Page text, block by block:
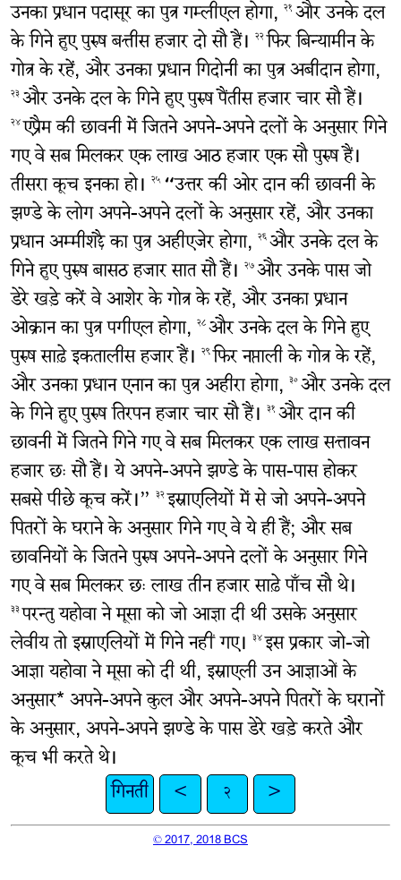
उनका प्रधान पदासूर का पुत्र गम्लीएल होगा, २१और उनके दल
के गिने हुए पुरुष बत्तीस हजार दो सौ हैं। २२फिर बिन्यामीन के
गोत्र के रहें, और उनका प्रधान गिदोनी का पुत्र अबीदान होगा,
२३और उनके दल के गिने हुए पुरुष पैंतीस हजार चार सौ हैं।
२४एप्रैम की छावनी में जितने अपने-अपने दलों के अनुसार गिने
गए वे सब मिलकर एक लाख आठ हजार एक सौ पुरुष हैं।
तीसरा कूच इनका हो। २५“उत्तर की ओर दान की छावनी के
झण्डे के लोग अपने-अपने दलों के अनुसार रहें, और उनका
प्रधान अम्मीशद्दै का पुत्र अहीएजेर होगा, २६और उनके दल के
गिने हुए पुरुष बासठ हजार सात सौ हैं। २७और उनके पास जो
डेरे खड़े करें वे आशेर के गोत्र के रहें, और उनका प्रधान
ओक्रान का पुत्र पगीएल होगा, २८और उनके दल के गिने हुए
पुरुष साढ़े इकतालीस हजार हैं। २९फिर नप्ताली के गोत्र के रहें,
और उनका प्रधान एनान का पुत्र अहीरा होगा, ३०और उनके दल
के गिने हुए पुरुष तिरपन हजार चार सौ हैं। ३१और दान की
छावनी में जितने गिने गए वे सब मिलकर एक लाख सत्तावन
हजार छः सौ हैं। ये अपने-अपने झण्डे के पास-पास होकर
सबसे पीछे कूच करें।” ३२इस्राएलियों में से जो अपने-अपने
पितरों के घराने के अनुसार गिने गए वे ये ही हैं; और सब
छावनियों के जितने पुरुष अपने-अपने दलों के अनुसार गिने
गए वे सब मिलकर छः लाख तीन हजार साढ़े पाँच सौ थे।
३३परन्तु यहोवा ने मूसा को जो आज्ञा दी थी उसके अनुसार
लेवीय तो इस्राएलियों में गिने नहीं गए। ३४इस प्रकार जो-जो
आज्ञा यहोवा ने मूसा को दी थी, इस्राएली उन आज्ञाओं के
अनुसार* अपने-अपने कुल और अपने-अपने पितरों के घरानों
के अनुसार, अपने-अपने झण्डे के पास डेरे खड़े करते और
कूच भी करते थे।
गिनती
< २ >
© 2017, 2018 BCS